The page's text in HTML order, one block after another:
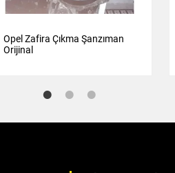
Opel Zafira Çıkma Şanzıman
Orijinal